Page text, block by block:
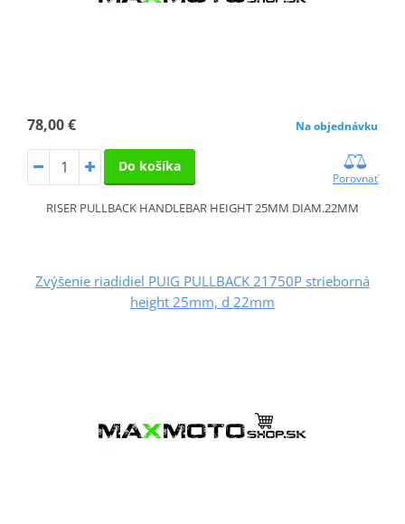
78,00 € Na objednávku
Do košíka
Porovnať
RISER PULLBACK HANDLEBAR HEIGHT 25MM DIAM.22MM
Zvýšenie riadidiel PUIG PULLBACK 21750P strieborná
height 25mm, d 22mm